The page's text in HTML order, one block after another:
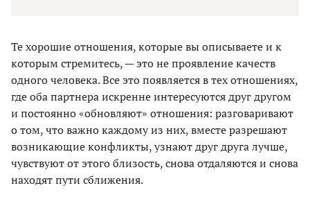
Те хорошие отношения, которые вы описываете и к
которым стремитесь, — это не проявление качеств
одного человека. Все это появляется в тех отношениях,
где оба партнера искренне интересуются друг другом
и постоянно «обновляют» отношения: разговаривают
о том, что важно каждому из них, вместе разрешают
возникающие конфликты, узнают друг друга лучше,
чувствуют от этого близость, снова отдаляются и снова
находят пути сближения.